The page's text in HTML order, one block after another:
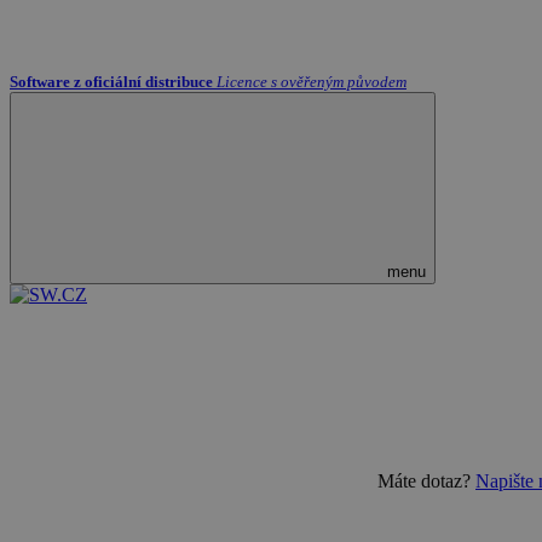
Software z oficiální distribuce Licence s ověřeným původem
menu
Máte dotaz? Napište